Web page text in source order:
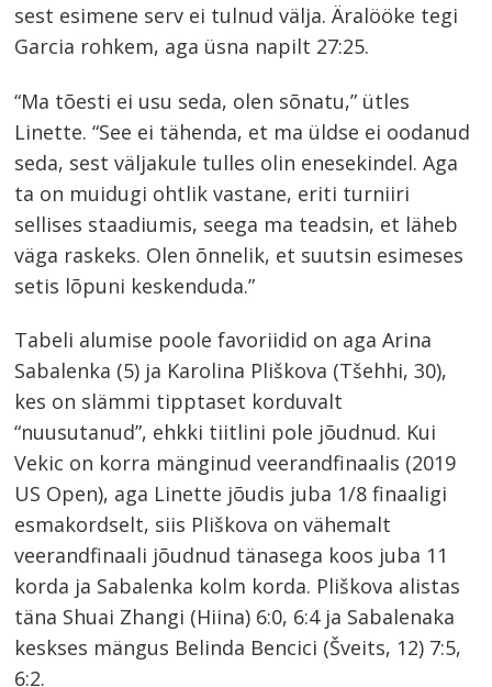
sest esimene serv ei tulnud välja. Äralööke tegi
Garcia rohkem, aga üsna napilt 27:25.
“Ma tõesti ei usu seda, olen sõnatu,” ütles
Linette. “See ei tähenda, et ma üldse ei oodanud
seda, sest väljakule tulles olin enesekindel. Aga
ta on muidugi ohtlik vastane, eriti turniiri
sellises staadiumis, seega ma teadsin, et läheb
väga raskeks. Olen õnnelik, et suutsin esimeses
setis lõpuni keskenduda.”
Tabeli alumise poole favoriidid on aga Arina
Sabalenka (5) ja Karolina Pliškova (Tšehhi, 30),
kes on slämmi tipptaset korduvalt
“nuusutanud”, ehkki tiitlini pole jõudnud. Kui
Vekic on korra mänginud veerandfinaalis (2019
US Open), aga Linette jõudis juba 1/8 finaaligi
esmakordselt, siis Pliškova on vähemalt
veerandfinaali jõudnud tänasega koos juba 11
korda ja Sabalenka kolm korda. Pliškova alistas
täna Shuai Zhangi (Hiina) 6:0, 6:4 ja Sabalenaka
keskses mängus Belinda Bencici (Šveits, 12) 7:5,
6:2.